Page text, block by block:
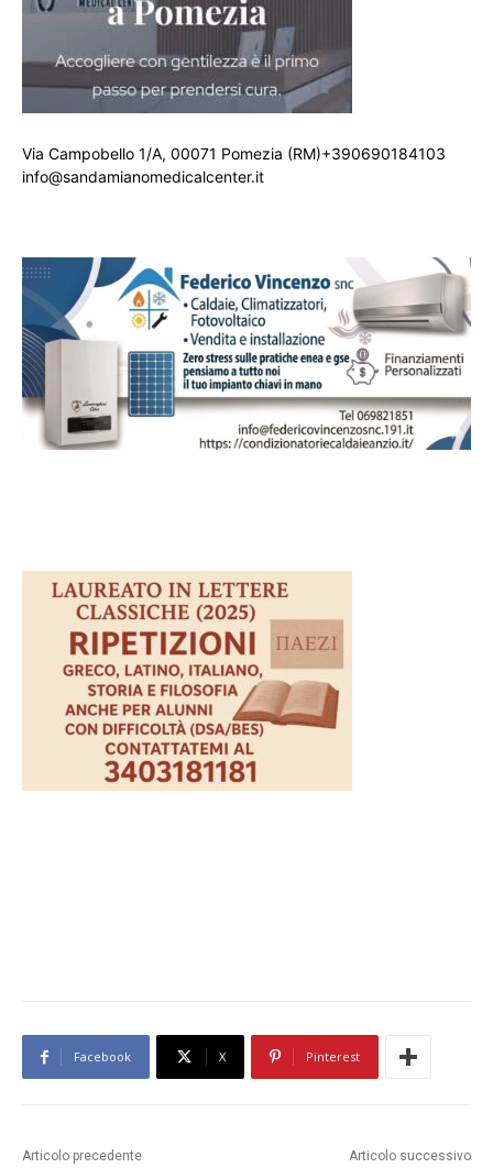
Via Campobello 1/A, 00071 Pomezia (RM)+390690184103
info@sandamianomedicalcenter.it
Facebook X Pinterest
Articolo precedente Articolo successivo